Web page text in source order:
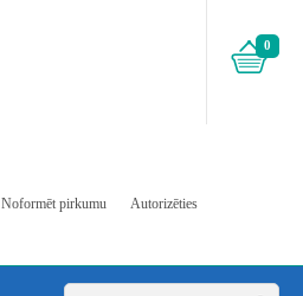
0
Noformēt pirkumu
Autorizēties